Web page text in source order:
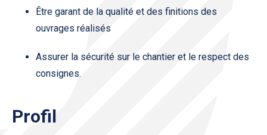
Être garant de la qualité et des finitions des
ouvrages réalisés
Assurer la sécurité sur le chantier et le respect des
consignes.
Profil